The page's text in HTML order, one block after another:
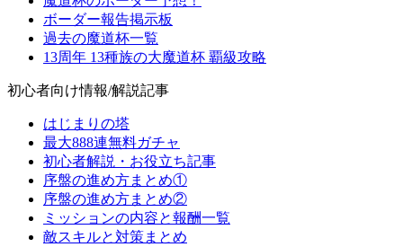
ボーダー報告掲示板
過去の魔道杯一覧
13周年 13種族の大魔道杯 覇級攻略
初心者向け情報/解説記事
はじまりの塔
最大888連無料ガチャ
初心者解説・お役立ち記事
序盤の進め方まとめ①
序盤の進め方まとめ②
ミッションの内容と報酬一覧
敵スキルと対策まとめ